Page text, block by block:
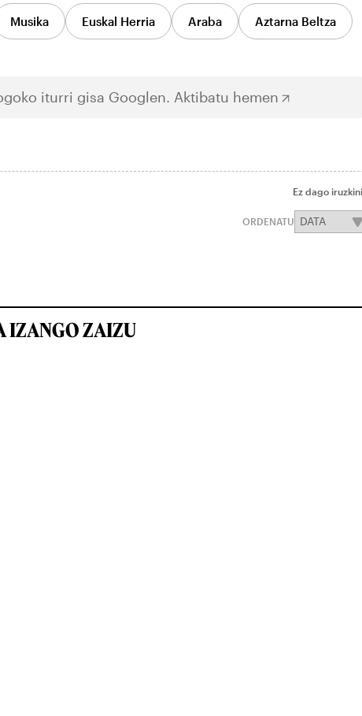
Musika Euskal Herria Araba Aztarna Beltza
iturri gisa Googlen. Aktibatu hemen
Ez dago
ORDENATU
IZANGO ZAIZU